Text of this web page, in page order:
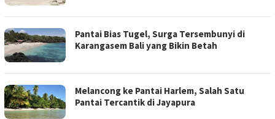
Pantai Bias Tugel, Surga Tersembunyi di
Karangasem Bali yang Bikin Betah
Melancong ke Pantai Harlem, Salah Satu
Pantai Tercantik di Jayapura